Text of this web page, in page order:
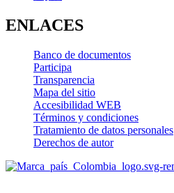
ENLACES
Banco de documentos
Participa
Transparencia
Mapa del sitio
Accesibilidad WEB
Términos y condiciones
Tratamiento de datos personales
Derechos de autor